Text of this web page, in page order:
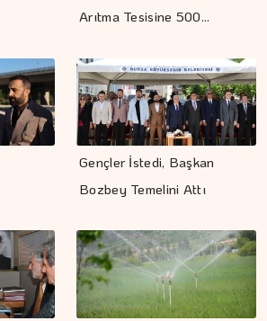
Arıtma Tesisine 500…
Gençler İstedi, Başkan
Bozbey Temelini Attı